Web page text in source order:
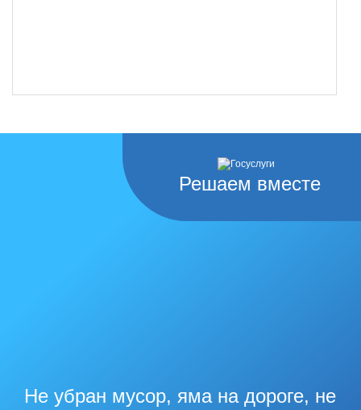
Решаем вместе
Не убран мусор, яма на дороге, не